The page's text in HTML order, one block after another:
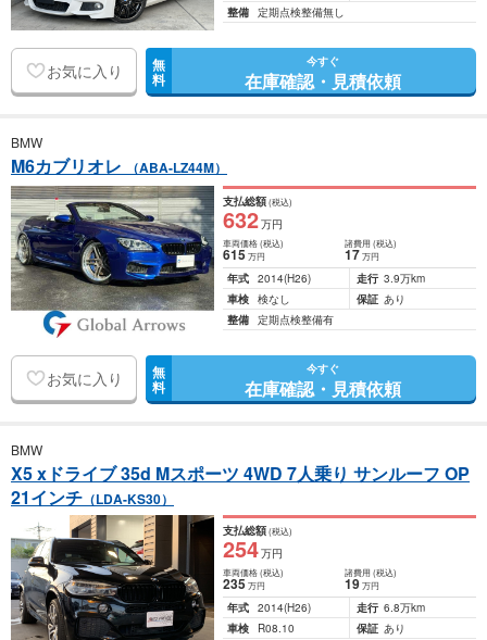
整備 定期点検整備無し
お気に入り 無
料
今すぐ
在庫確認・見積依頼
BMW
M6カブリオレ （ABA-LZ44M）
支払総額(税込)
632万円
車両価格(税込)
615万円
諸費用 (税込)
17 万円
年式 2014(H26) 走行 3.9万km
車検 検なし 保証 あり
整備 定期点検整備有
お気に入り 無
料
今すぐ
在庫確認・見積依頼
BMW
X5 xドライブ 35d Mスポーツ 4WD 7人乗り サンルーフ OP
21インチ （LDA-KS30）
支払総額(税込)
254万円
車両価格(税込)
235万円
諸費用 (税込)
19 万円
年式 2014(H26) 走行 6.8万km
車検
R08.10 保証 あり